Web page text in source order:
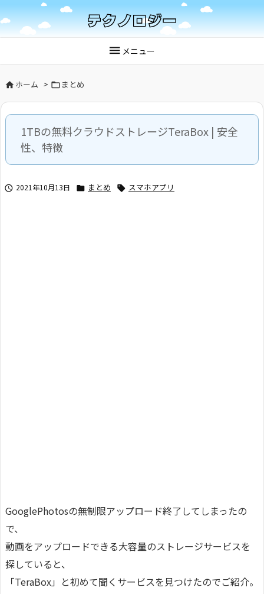
メニュー
 ホーム >  まとめ
1TBの無料クラウドストレージTeraBox | 安全
性、特徴
 2021年10月13日  まとめ  スマホアプリ
GooglePhotosの無制限アップロード終了してしまったの
で、
動画をアップロードできる大容量のストレージサービスを
探していると、
「TeraBox」と初めて聞くサービスを見つけたのでご紹介。